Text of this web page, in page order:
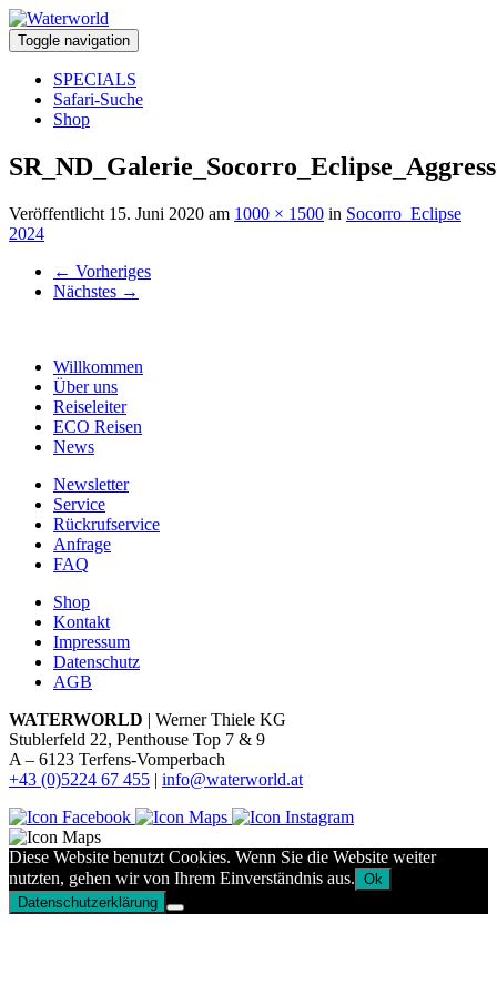
Toggle navigation
SPECIALS
Safari-Suche
Shop
Veröffentlicht 15. Juni 2020 am 1000 × 1500 in Socorro_Eclipse
2024
← Vorheriges
Nächstes →
Willkommen
Über uns
Reiseleiter
ECO Reisen
News
Newsletter
Service
Rückrufservice
Anfrage
FAQ
Shop
Kontakt
Impressum
Datenschutz
AGB
WATERWORLD | Werner Thiele KG
Stublerfeld 22, Penthouse Top 7 & 9
A – 6123 Terfens-Vomperbach
+43 (0)5224 67 455 | info@waterworld.at
Diese Website benutzt Cookies. Wenn Sie die Website weiter
nutzten, gehen wir von Ihrem Einverständnis aus. Ok
Datenschutzerklärung